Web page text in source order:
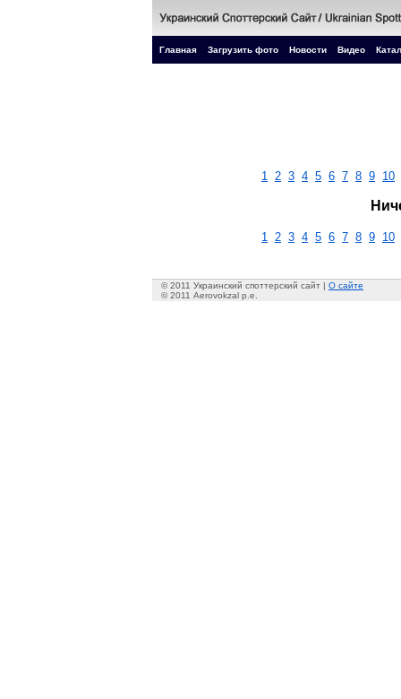
Главная Загрузить фото Новости Видео
1 2 3 4 5 6 7 8 9 10
1 2 3 4 5 6 7 8 9 10
© 2011 Украинский споттерский сайт | О сайте
© 2011 Aerovokzal p.e.